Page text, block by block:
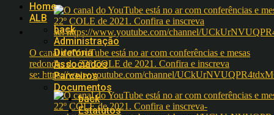
Home
ALB
back
Administração
Diretoria
Associados
Parceiros
Documentos
back
Estatutos
O canal do YouTube está no ar com conferências e mesas
redondas do 22º COLE de 2021. Confira e inscreva
se: https://www.youtube.com/channel/